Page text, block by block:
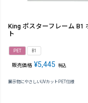
King ポスターフレーム B1
ト
PET B1
販売価格 ¥5,445 税込
展示物にやさしいUVカットPET仕様